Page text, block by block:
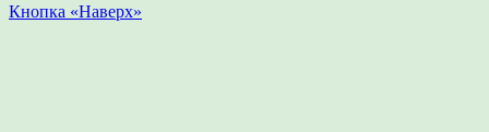
Кнопка «Наверх»